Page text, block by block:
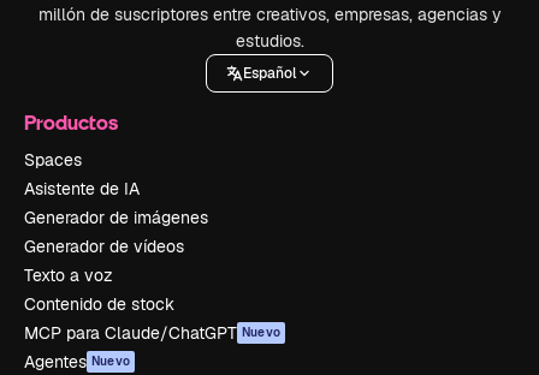
millón de suscriptores entre creativos, empresas, agencias y
estudios.
Español
Productos
Spaces
Asistente de IA
Generador de imágenes
Generador de vídeos
Texto a voz
Contenido de stock
MCP para Claude/ChatGPT Nuevo
Agentes Nuevo